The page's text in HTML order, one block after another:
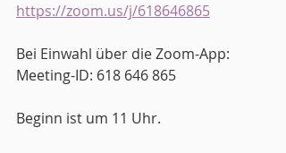
https://zoom.us/j/618646865
Bei Einwahl über die Zoom-App:
Meeting-ID: 618 646 865
Beginn ist um 11 Uhr.